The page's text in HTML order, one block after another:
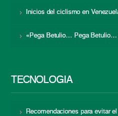
Inicios del ciclismo en
«Pega Betulio… Pega Betulio…
TECNOLOGÍA
Recomendaciones para evitar